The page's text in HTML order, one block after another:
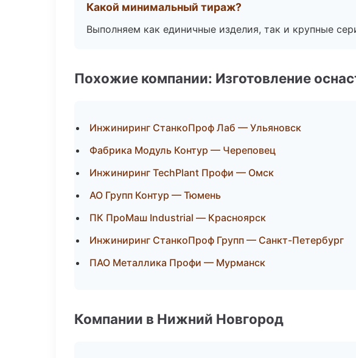
Какой минимальный тираж?
Выполняем как единичные изделия, так и крупные
Похожие компании: Изготовление
Инжиниринг СтанкоПроф Лаб — Ульяновск
Фабрика Модуль Контур — Череповец
Инжиниринг TechPlant Профи — Омск
АО Групп Контур — Тюмень
ПК ПроМаш Industrial — Красноярск
Инжиниринг СтанкоПроф Групп — Санкт-Петербург
ПАО Металлика Профи — Мурманск
Компании в Нижний Новгород